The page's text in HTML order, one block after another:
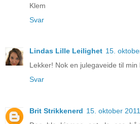
Klem
Svar
Lindas Lille Leilighet 15.
Lekker! Nok en julegaveide til min
Svar
Brit Strikkenerd 15. oktober